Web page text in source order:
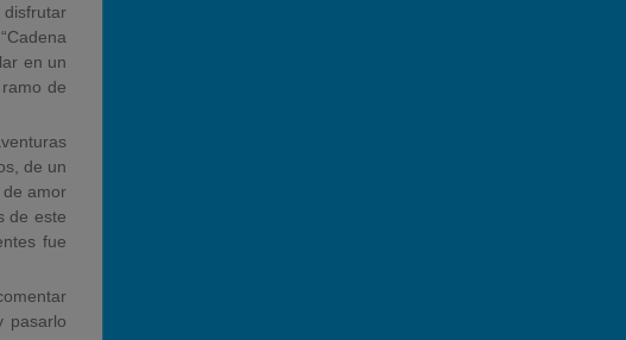
disfrutar
en un
de
de un
amor
de este
fue
pasarlo